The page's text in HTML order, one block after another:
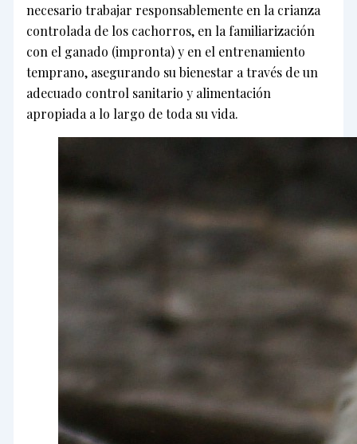
necesario trabajar responsablemente en la crianza
controlada de los cachorros, en la familiarización
con el ganado (impronta) y en el entrenamiento
temprano, asegurando su bienestar a través de un
adecuado control sanitario y alimentación
apropiada a lo largo de toda su vida.